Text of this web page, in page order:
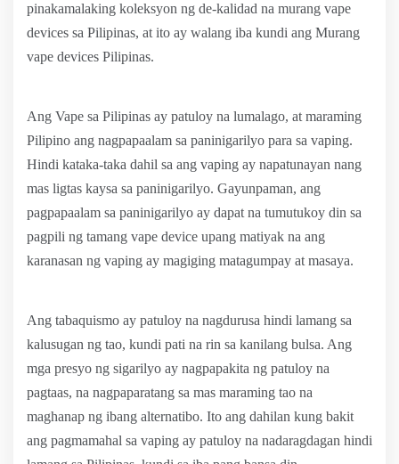
pinakamalaking koleksyon ng de-kalidad na murang vape
devices sa Pilipinas, at ito ay walang iba kundi ang Murang
vape devices Pilipinas.
Ang Vape sa Pilipinas ay patuloy na lumalago, at maraming
Pilipino ang nagpapaalam sa paninigarilyo para sa vaping.
Hindi kataka-taka dahil sa ang vaping ay napatunayan nang
mas ligtas kaysa sa paninigarilyo. Gayunpaman, ang
pagpapaalam sa paninigarilyo ay dapat na tumutukoy din sa
pagpili ng tamang vape device upang matiyak na ang
karanasan ng vaping ay magiging matagumpay at masaya.
Ang tabaquismo ay patuloy na nagdurusa hindi lamang sa
kalusugan ng tao, kundi pati na rin sa kanilang bulsa. Ang
mga presyo ng sigarilyo ay nagpapakita ng patuloy na
pagtaas, na nagpaparatang sa mas maraming tao na
maghanap ng ibang alternatibo. Ito ang dahilan kung bakit
ang pagmamahal sa vaping ay patuloy na nadaragdagan hindi